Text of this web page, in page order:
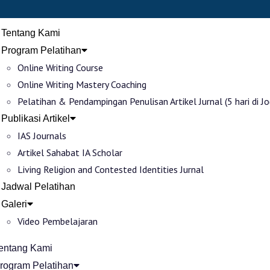
Tentang Kami
Program Pelatihan
Online Writing Course
Online Writing Mastery Coaching
Pelatihan & Pendampingan Penulisan Artikel Jurnal (5 hari di
Publikasi Artikel
IAS Journals
Artikel Sahabat IA Scholar
Living Religion and Contested Identities Jurnal
Jadwal Pelatihan
Galeri
Video Pembelajaran
Kami
Pelatihan